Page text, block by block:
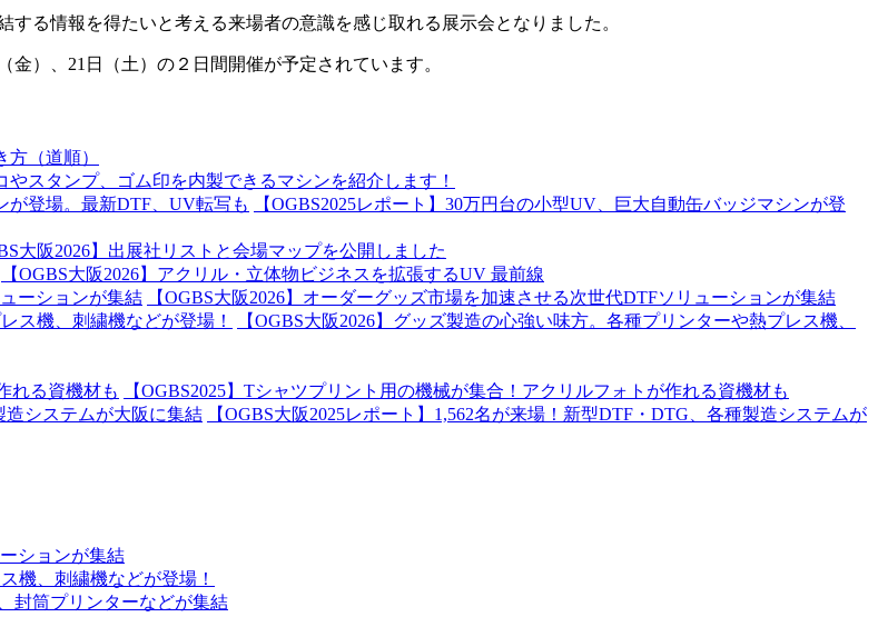
る情報を得たいと考える来場者の意識を感じ取れる展示会となりました。
）、21日（土）の２日間開催が予定されています。
（道順）
やスタンプ、ゴム印を内製できるマシンを紹介します！
【OGBS2025レポート】30万円台の小型UV、巨大自動缶バッジマシンが登
大阪2026】出展社リストと会場マップを公開しました
【OGBS大阪2026】アクリル・立体物ビジネスを拡張するUV 最前線
【OGBS大阪2026】オーダーグッズ市場を加速させる次世代DTFソリューションが集結
【OGBS大阪2026】グッズ製造の心強い味方。各種プリンターや熱プレス機、
【OGBS2025】Tシャツプリント用の機械が集合！アクリルフォトが作れる資機材も
【OGBS大阪2025レポート】1,562名が来場！新型DTF・DTG、各種製造システムが
ションが集結
機、刺繍機などが登場！
封筒プリンターなどが集結